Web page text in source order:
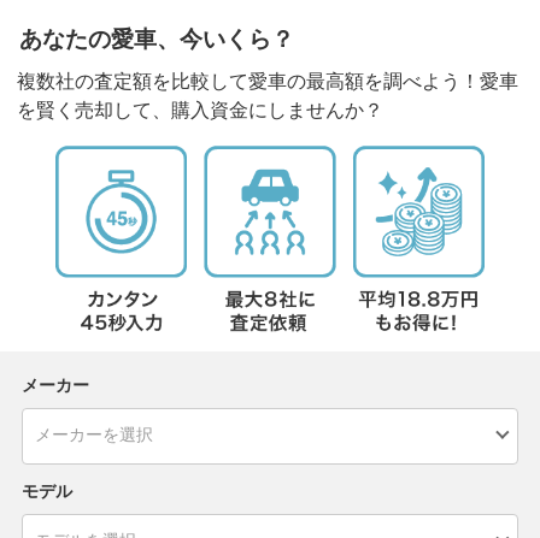
あなたの愛車、今いくら？
複数社の査定額を比較して愛車の最高額を調べよう！愛車
を賢く売却して、購入資金にしませんか？
メーカー
モデル